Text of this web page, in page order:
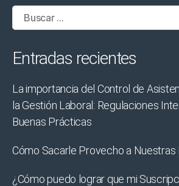
Buscar:
Entradas recientes
La importancia del Control de
la Gestión Laboral: Regulaciones
Buenas Prácticas
Cómo Sacarle Provecho a
¿Cómo puedo lograr que mi